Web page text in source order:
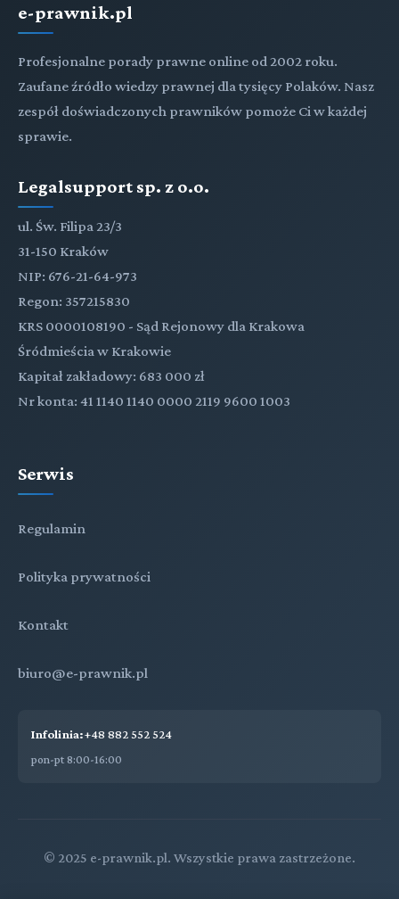
e-prawnik.pl
Profesjonalne porady prawne online od 2002 roku.
Zaufane źródło wiedzy prawnej dla tysięcy Polaków. Nasz
zespół doświadczonych prawników pomoże Ci w każdej
sprawie.
Legalsupport sp. z o.o.
ul. Św. Filipa 23/3
31-150 Kraków
NIP: 676-21-64-973
Regon: 357215830
KRS 0000108190 - Sąd Rejonowy dla Krakowa
Śródmieścia w Krakowie
Kapitał zakładowy: 683 000 zł
Nr konta: 41 1140 1140 0000 2119 9600 1003
Serwis
Regulamin
Polityka prywatności
Kontakt
biuro@e-prawnik.pl
Infolinia:+48 882 552 524
pon-pt 8:00-16:00
© 2025 e-prawnik.pl. Wszystkie prawa zastrzeżone.